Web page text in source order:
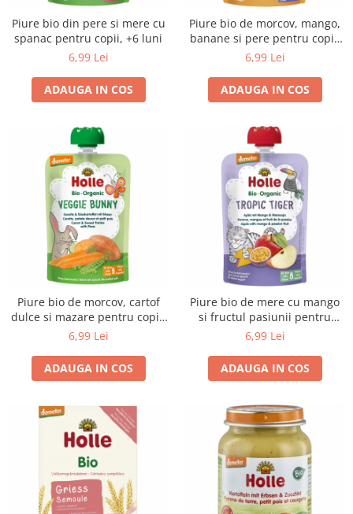
Alimente bio pentru copii
Condimente si mirodenii
Fara gluten
Super alimente
Semipreparate
Snacks-uri, chips-uri
Deshidratate
Traditionale romanesti
Tradiționale japoneze
Seminte si boabe pentru germinat
Congelate
Promotii alimente
Extracte si esente
Relaxare - Antistres
Rinichi si afecțiuni renale
Sistemul digestiv si afectiuni
digestive
Sistemul endocrin
Sistemul respirator
Somn linistit
Uleiuri esentiale si de baza
Piure bio din pere si mere cu
spanac pentru copii, +6 luni
6,99 Lei
ADAUGA IN COS
Piure bio de morcov, mango,
banane si pere pentru copii,
+6 luni
6,99 Lei
ADAUGA IN COS
Piure bio de morcov, cartof
dulce si mazare pentru copii,
+6 luni
6,99 Lei
ADAUGA IN COS
Piure bio de mere cu mango
si fructul pasiunii pentru
copii, +8 luni
6,99 Lei
ADAUGA IN COS